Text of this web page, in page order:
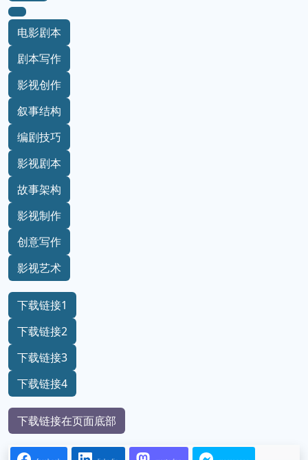
电影剧本
剧本写作
影视创作
叙事结构
编剧技巧
影视剧本
故事架构
影视制作
创意写作
影视艺术
下载链接1
下载链接2
下载链接3
下载链接4
下载链接在页面底部